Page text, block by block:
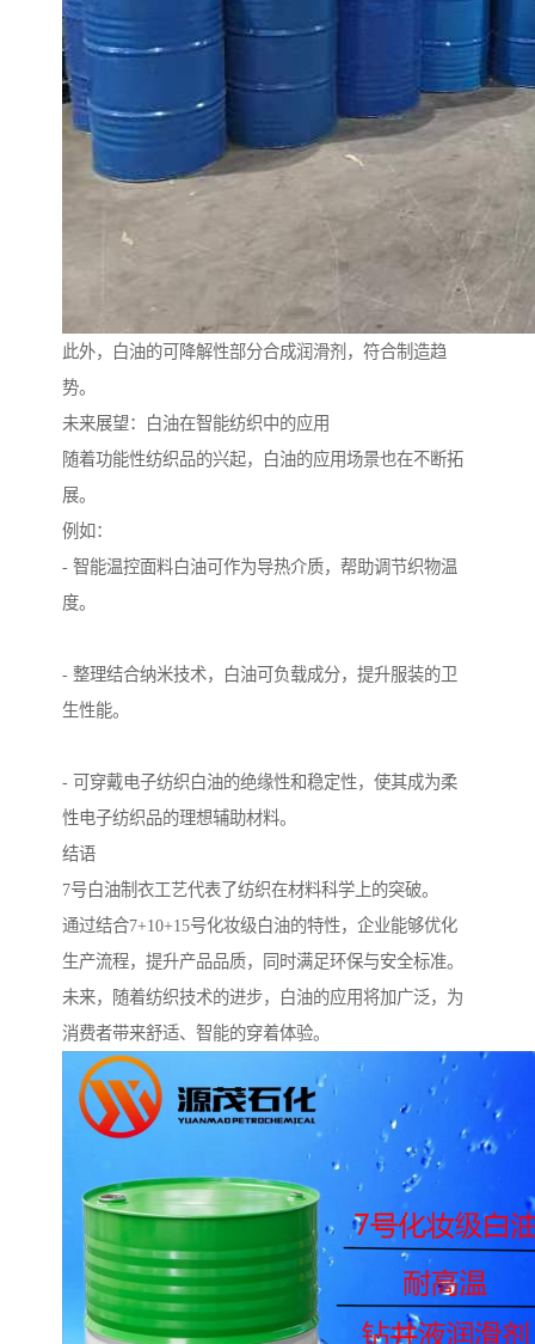
此外，白油的可降解性部分合成润滑剂，符合制造趋
势。
未来展望：白油在智能纺织中的应用
随着功能性纺织品的兴起，白油的应用场景也在不断拓
展。
例如：
- 智能温控面料白油可作为导热介质，帮助调节织物温
度。
- 整理结合纳米技术，白油可负载成分，提升服装的卫
生性能。
- 可穿戴电子纺织白油的绝缘性和稳定性，使其成为柔
性电子纺织品的理想辅助材料。
结语
7号白油制衣工艺代表了纺织在材料科学上的突破。
通过结合7+10+15号化妆级白油的特性，企业能够优化
生产流程，提升产品品质，同时满足环保与安全标准。
未来，随着纺织技术的进步，白油的应用将加广泛，为
消费者带来舒适、智能的穿着体验。